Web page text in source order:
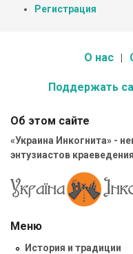
Регистрация
О нас
Поддержать
Об этом сайте
«Украина Инкогнита» -
энтузиастов
Меню
История и традиции